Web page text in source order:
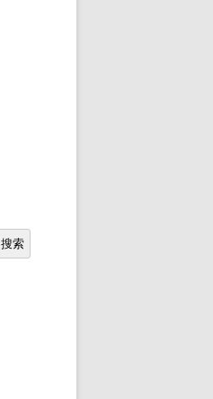
搜索